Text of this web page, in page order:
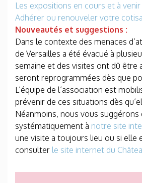
Les expositions en cours et à venir
Adhérer ou renouveler votre
Nouveautés et suggestions :
Dans le contexte des menaces
de Versailles a été évacué à
semaine et des visites ont dû être
seront reprogrammées dès que
L’équipe de l’association est
prévenir de ces situations dès
Néanmoins, nous vous
systématiquement à notre site
une visite a toujours lieu ou si elle
consulter le site internet du